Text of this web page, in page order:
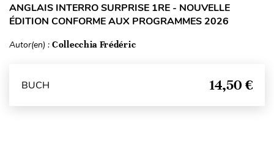
ANGLAIS INTERRO SURPRISE 1RE - NOUVELLE
ÉDITION CONFORME AUX PROGRAMMES 2026
Autor(en) : Collecchia Frédéric
BUCH 14,50 €